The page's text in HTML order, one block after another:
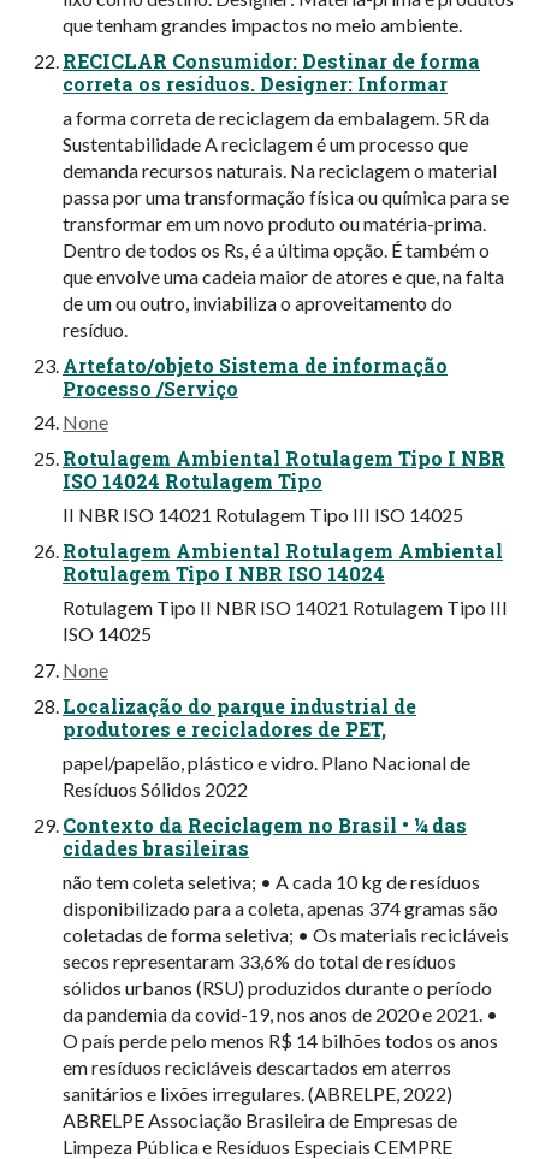
que tenham grandes impactos no meio ambiente.
RECICLAR Consumidor: Destinar de forma
correta os resíduos. Designer: Informar
a forma correta de reciclagem da embalagem. 5R da
Sustentabilidade A reciclagem é um processo que
demanda recursos naturais. Na reciclagem o material
passa por uma transformação física ou química para se
transformar em um novo produto ou matéria-prima.
Dentro de todos os Rs, é a última opção. É também o
que envolve uma cadeia maior de atores e que, na falta
de um ou outro, inviabiliza o aproveitamento do
resíduo.
Artefato/objeto Sistema de informação
Processo /Serviço
None
Rotulagem Ambiental Rotulagem Tipo I NBR
ISO 14024 Rotulagem Tipo
II NBR ISO 14021 Rotulagem Tipo III ISO 14025
Rotulagem Ambiental Rotulagem Ambiental
Rotulagem Tipo I NBR ISO 14024
Rotulagem Tipo II NBR ISO 14021 Rotulagem Tipo III
ISO 14025
None
Localização do parque industrial de
produtores e recicladores de PET,
papel/papelão, plástico e vidro. Plano Nacional de
Resíduos Sólidos 2022
Contexto da Reciclagem no Brasil • ¼ das
cidades brasileiras
não tem coleta seletiva; • A cada 10 kg de resíduos
disponibilizado para a coleta, apenas 374 gramas são
coletadas de forma seletiva; • Os materiais recicláveis
secos representaram 33,6% do total de resíduos
sólidos urbanos (RSU) produzidos durante o período
da pandemia da covid-19, nos anos de 2020 e 2021. •
O país perde pelo menos R$ 14 bilhões todos os anos
em resíduos recicláveis descartados em aterros
sanitários e lixões irregulares. (ABRELPE, 2022)
ABRELPE Associação Brasileira de Empresas de
Limpeza Pública e Resíduos Especiais CEMPRE